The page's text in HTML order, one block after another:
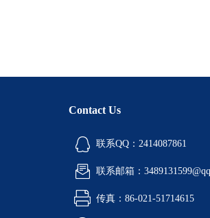
Contact Us
联系QQ：2414087861
联系邮箱：
传真：86-021-51714615